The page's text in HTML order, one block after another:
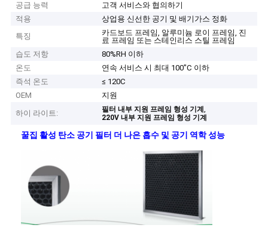
공급 능력
고객 서비스와 협의하기
적용
상업용 신선한 공기 및 배기가스 정화
특징
카드보드 프레임, 알루미늄 로이 프레임, 진
료 프레임 또는 스테인리스 스틸 프레임
습도 저항
80%RH 이하
온도
연속 서비스 시 최대 100"C 이하
즉석 온도
≤ 120C
OEM
지원
하이 라이트:
필터 내부 지원 프레임 형성 기계,
220V 내부 지원 프레임 형성 기계
꿀집 활성 탄소 공기 필터 더 나은 흡수 및 공기 역학 성능